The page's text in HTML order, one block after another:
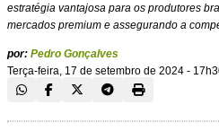
estratégia vantajosa para os produtores
mercados premium e assegurando a
por: Pedro Gonçalves
Terça-feira, 17 de setembro de 2024 -